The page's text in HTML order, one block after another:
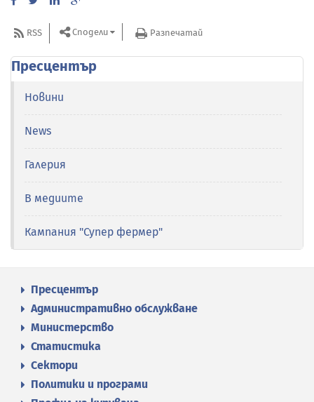
RSS Сподели Разпечатай
Пресцентър
Новини
News
Галерия
В медиите
Кампания "Супер фермер"
Пресцентър
Административно обслужване
Министерство
Статистика
Сектори
Политики и програми